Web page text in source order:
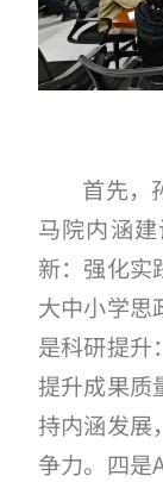
首先，
马院内涵
新：强化实
大中小学思
是科研提升
提升成果质
持内涵发展
争力。四是